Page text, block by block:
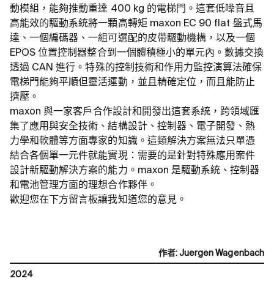
動模組，能夠推動重達 400 kg 的電梯門。這套低噪音且
高能效的驅動系統將一顆高轉矩 maxon EC 90 flat 盤式馬
達、一個編碼器、一組可選配的皮帶驅動機構，以及一個
EPOS 位置控制器整合到一個體積極小的單元內。數據交換
透過 CAN 進行。特殊的控制技術和作用力監控演算法確保
電梯門能夠平順但靈活運動，並且精確定位，而且能防止
擠壓。
maxon 與一家客戶合作設計和開發出這套系統，跨領域匯
集了應用與安全技術、結構設計、控制器、電子開發、熱
力學和軟體等方面專家的知識。這類解決方案無法只單憑
結合各個單一元件就能實現：需要的是針對特殊應用案件
設計新驅動解決方案的能力。maxon 是驅動系統、控制器
和電池管理方面的理想合作夥伴。
歡迎您在下方留言板讓我知道您的意見。
作者: Juergen Wagenbach
2024